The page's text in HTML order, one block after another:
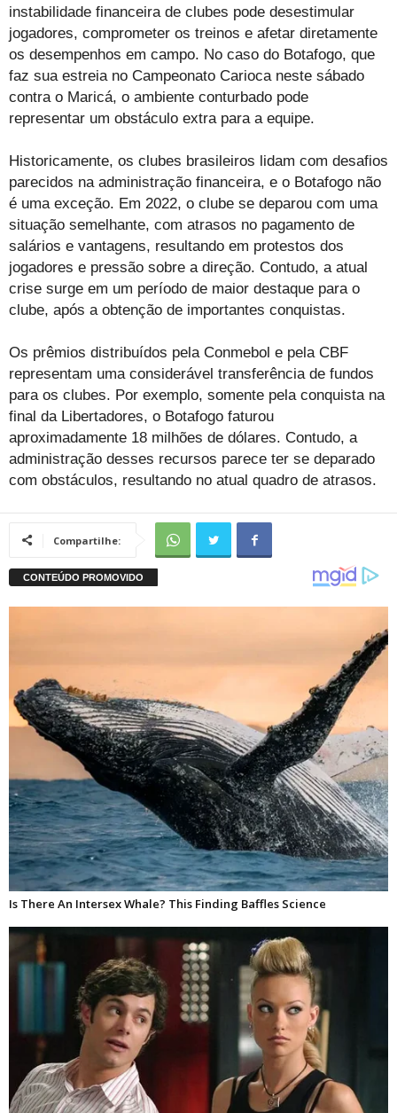
instabilidade financeira de clubes pode desestimular
jogadores, comprometer os treinos e afetar diretamente
os desempenhos em campo. No caso do Botafogo, que
faz sua estreia no Campeonato Carioca neste sábado
contra o Maricá, o ambiente conturbado pode
representar um obstáculo extra para a equipe.
Historicamente, os clubes brasileiros lidam com desafios
parecidos na administração financeira, e o Botafogo não
é uma exceção. Em 2022, o clube se deparou com uma
situação semelhante, com atrasos no pagamento de
salários e vantagens, resultando em protestos dos
jogadores e pressão sobre a direção. Contudo, a atual
crise surge em um período de maior destaque para o
clube, após a obtenção de importantes conquistas.
Os prêmios distribuídos pela Conmebol e pela CBF
representam uma considerável transferência de fundos
para os clubes. Por exemplo, somente pela conquista na
final da Libertadores, o Botafogo faturou
aproximadamente 18 milhões de dólares. Contudo, a
administração desses recursos parece ter se deparado
com obstáculos, resultando no atual quadro de atrasos.
Compartilhe: